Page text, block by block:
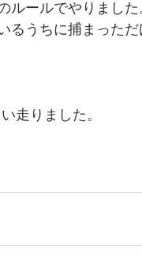
ールでやりました
るうちに捕まった
走りました。